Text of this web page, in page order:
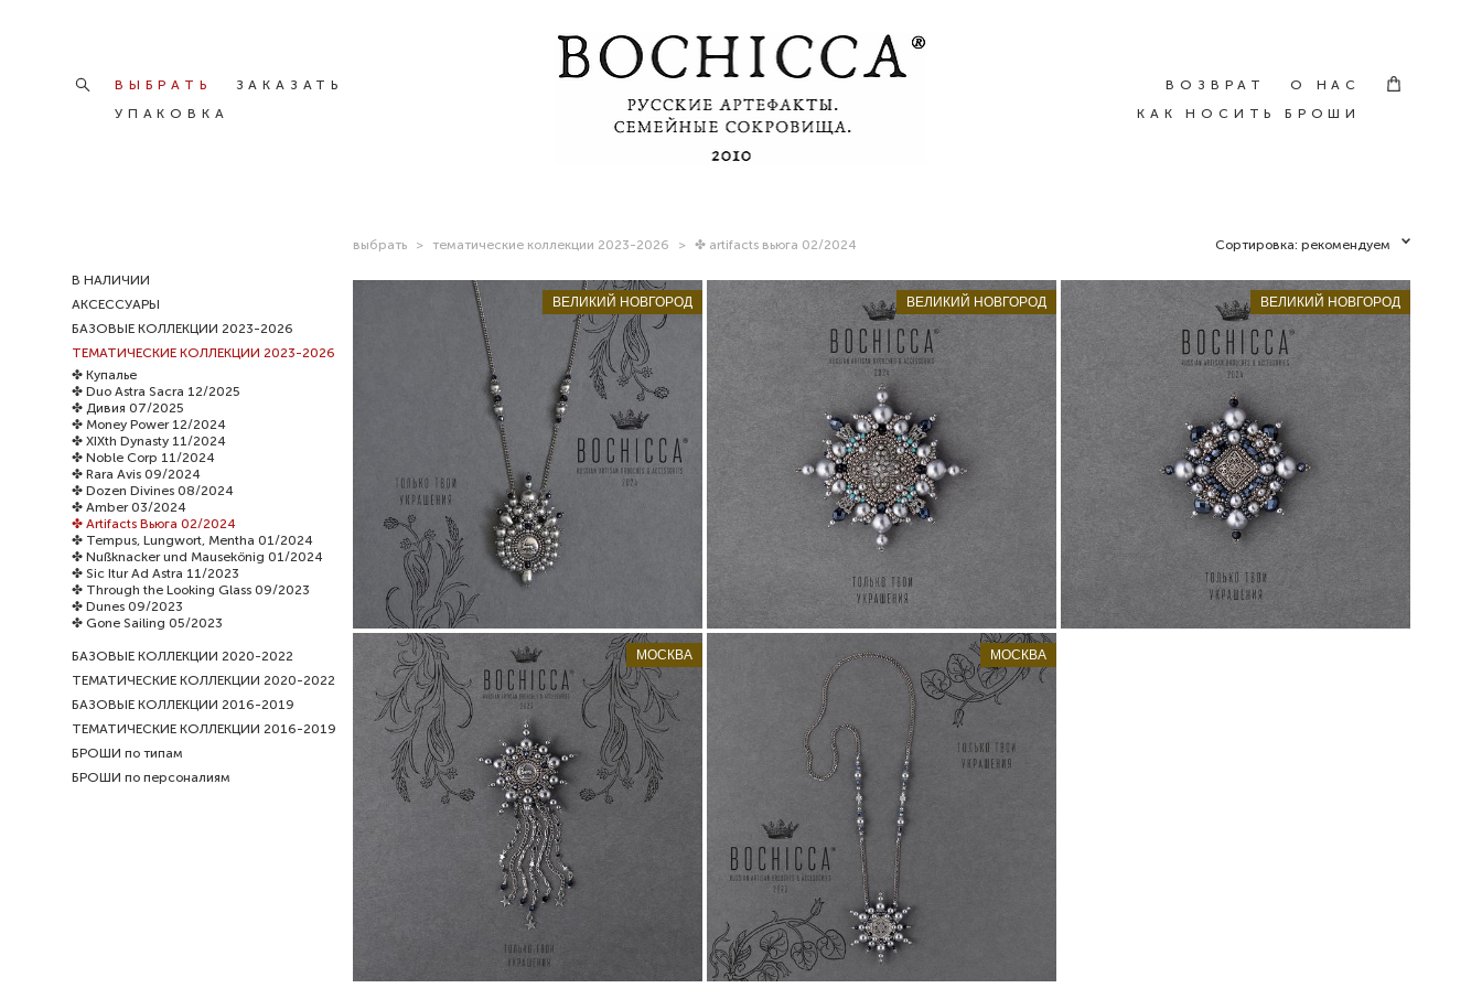
ВЫБРАТЬ
ЗАКАЗАТЬ
УПАКОВКА
ВОЗВРАТ
О НАС
КАК НОСИТЬ БРОШИ
ВЫБРАТЬ
ЗАКАЗАТЬ
УПАКОВКА
ВОЗВРАТ
О НАС
КАК НОСИТЬ БРОШИ
В НАЛИЧИИ
АКСЕССУАРЫ
БАЗОВЫЕ КОЛЛЕКЦИИ 2023-2026
ТЕМАТИЧЕСКИЕ КОЛЛЕКЦИИ 2023-2026
✤ Купалье
✤ Duo Astra Sacra 12/2025
✤ Дивия 07/2025
✤ Money Power 12/2024
✤ XIXth Dynasty 11/2024
✤ Noble Corp 11/2024
✤ Rara Avis 09/2024
✤ Dozen Divines 08/2024
✤ Amber 03/2024
✤ Artifacts Вьюга 02/2024
✤ Tempus, Lungwort, Mentha 01/2024
✤ Nußknacker und Mausekönig 01/2024
✤ Sic Itur Ad Astra 11/2023
✤ Through the Looking Glass 09/2023
✤ Dunes 09/2023
✤ Gone Sailing 05/2023
БАЗОВЫЕ КОЛЛЕКЦИИ 2020-2022
ТЕМАТИЧЕСКИЕ КОЛЛЕКЦИИ 2020-2022
БАЗОВЫЕ КОЛЛЕКЦИИ 2016-2019
ТЕМАТИЧЕСКИЕ КОЛЛЕКЦИИ 2016-2019
БРОШИ по типам
БРОШИ по персоналиям
выбрать > тематические коллекции 2023-2026 > ✤ artifacts вьюга 02/2024 Сортировка: рекомендуем
ВЕЛИКИЙ НОВГОРОД
брошь-подвеска Teyrnas Eira
18 200 pуб.
Нет в наличии
ВЕЛИКИЙ НОВГОРОД
брошь Heart of Silence
18 800 pуб.
Нет в наличии
ВЕЛИКИЙ НОВГОРОД
брошь Chant du Nord
18 200 pуб.
Нет в наличии
МОСКВА
брошь Beacon of the Wise
18 200 pуб.
Нет в наличии
МОСКВА
брошь-подвеска Aster
18 200 pуб.
Нет в наличии